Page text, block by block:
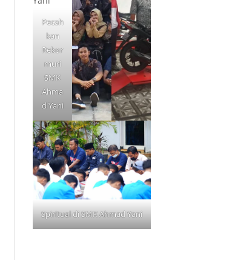
Pecah
kan
Rekor
muri
SMK
Ahma
d Yani
Spiritual di SMK Ahmad Yani